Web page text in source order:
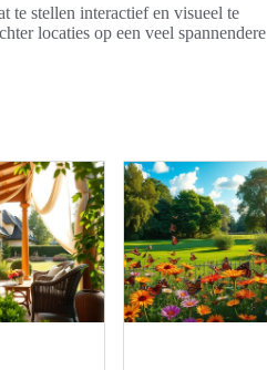
te stellen interactief en visueel te
locaties op een veel spannendere